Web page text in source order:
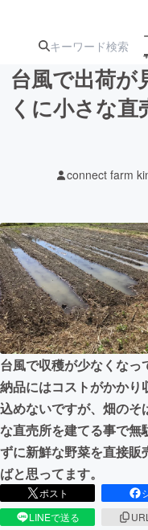
注目
テクノロジー
映像・映画
ビジネス・
まちづくり
CAMPFIRE for
CAMPFIREふる
台風で出荷が
くに小さな
connect farm
台風で収穫が少なくなっ
納品にはコストがかかり
込めないですが、畑のそ
な直売所を建てる事で無
ずに新鮮な野菜を直接販
ばと思ってます。
ポスト
LINEで送る